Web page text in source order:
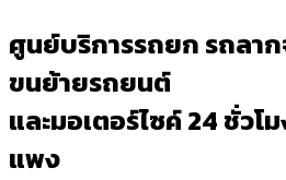
ศูนย์บริการรถยก รถลา
ขนย้ายรถยนต์
และมอเตอร์ไซค์ 24 ชั่วโ
แพง